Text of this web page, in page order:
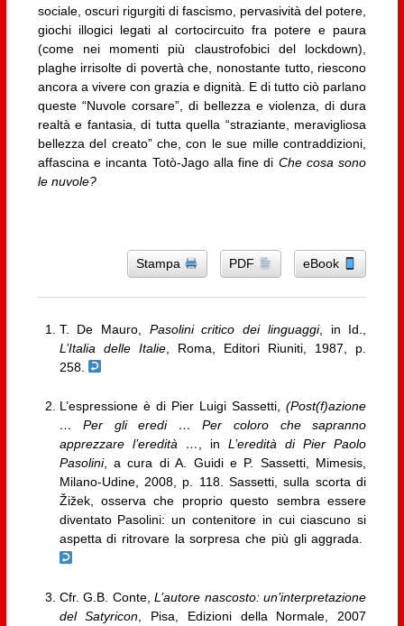
sociale, oscuri rigurgiti di fascismo, pervasività del potere,
giochi illogici legati al cortocircuito fra potere e paura
(come nei momenti più claustrofobici del lockdown),
plaghe irrisolte di povertà che, nonostante tutto, riescono
ancora a vivere con grazia e dignità. E di tutto ciò parlano
queste “Nuvole corsare”, di bellezza e violenza, di dura
realtà e fantasia, di tutta quella “straziante, meravigliosa
bellezza del creato” che, con le sue mille contraddizioni,
affascina e incanta Totò-Jago alla fine di Che cosa sono
le nuvole?
Stampa PDF eBook
T. De Mauro, Pasolini critico dei linguaggi, in Id.,
L’Italia delle Italie, Roma, Editori Riuniti, 1987, p.
258.
L’espressione è di Pier Luigi Sassetti,(Post(f)azione
… Per gli eredi … Per coloro che sapranno
apprezzare l’eredità …, in L’eredità di Pier Paolo
Pasolini, a cura di A. Guidi e P. Sassetti, Mimesis,
Milano-Udine, 2008, p. 118. Sassetti, sulla scorta di
Žižek, osserva che proprio questo sembra essere
diventato Pasolini: un contenitore in cui ciascuno si
aspetta di ritrovare la sorpresa che più gli aggrada.
Cfr. G.B. Conte,L’autore nascosto: un’interpretazione
del Satyricon , Pisa, Edizioni della Normale, 2007